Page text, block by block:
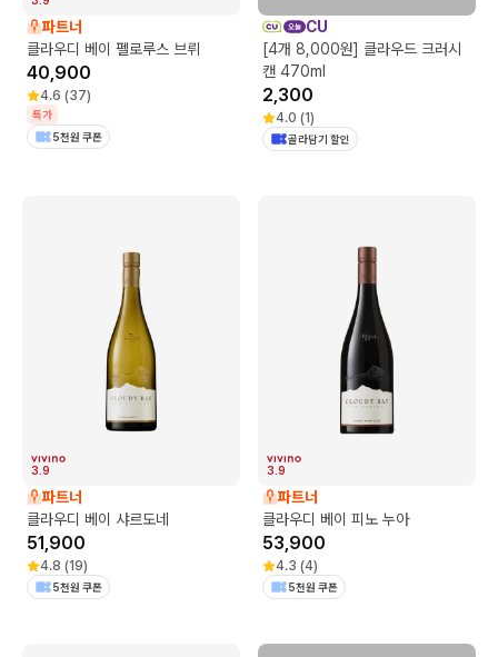
파트너
클라우디 베이 펠로루스 브뤼
40,900
4.6 (37)
특가
5천원 쿠폰
CU
[4개 8,000원] 클라우드 크러시
캔 470ml
2,300
4.0 (1)
골라담기 할인
3.9
파트너
클라우디 베이 샤르도네
51,900
4.8 (19)
5천원 쿠폰
3.9
파트너
클라우디 베이 피노 누아
53,900
4.3 (4)
5천원 쿠폰